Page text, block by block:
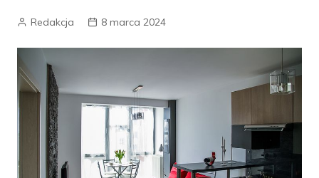
Redakcja 8 marca 2024